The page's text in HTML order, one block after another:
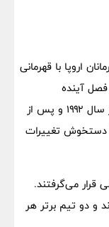
لیگ قهرمانان اروپا با قهرمانی
فصل آینده
رقابت‌های لیگ قهرمانان اروپا برای اولین بار از سال ۱۹۹۲ و پس از
تصویب اصلاحات توسط یوفا در ماه مه ۲۰۲۲ دستخوش تغییرات
قرار می‌گرفتند.
و دو تیم برتر هر